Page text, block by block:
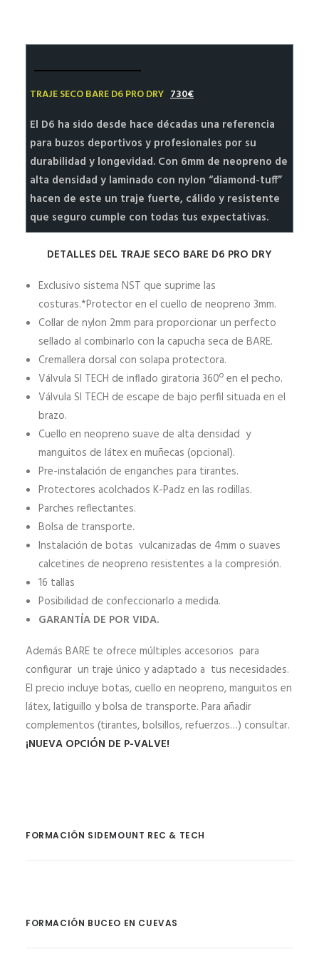
TRAJE SECO BARE D6 PRO DRY 730€
El D6 ha sido desde hace décadas una referencia
para buzos deportivos y profesionales por su
durabilidad y longevidad. Con 6mm de neopreno de
alta densidad y laminado con nylon “diamond-tuff”
hacen de este un traje fuerte, cálido y resistente
que seguro cumple con todas tus expectativas.
DETALLES DEL TRAJE SECO BARE D6 PRO DRY
Exclusivo sistema NST que suprime las
costuras.*Protector en el cuello de neopreno 3mm.
Collar de nylon 2mm para proporcionar un perfecto
sellado al combinarlo con la capucha seca de BARE.
Cremallera dorsal con solapa protectora.
Válvula SI TECH de inflado giratoria 360º en el pecho.
Válvula SI TECH de escape de bajo perfil situada en el
brazo.
Cuello en neopreno suave de alta densidad y
manguitos de látex en muñecas (opcional).
Pre-instalación de enganches para tirantes.
Protectores acolchados K-Padz en las rodillas.
Parches reflectantes.
Bolsa de transporte.
Instalación de botas vulcanizadas de 4mm o suaves
calcetines de neopreno resistentes a la compresión.
16 tallas
Posibilidad de confeccionarlo a medida.
GARANTÍA DE POR VIDA.
Además BARE te ofrece múltiples accesorios para
configurar un traje único y adaptado a tus necesidades.
El precio incluye botas, cuello en neopreno, manguitos en
látex, latiguillo y bolsa de transporte. Para añadir
complementos (tirantes, bolsillos, refuerzos…) consultar.
¡NUEVA OPCIÓN DE P-VALVE!
FORMACIÓN SIDEMOUNT REC & TECH
FORMACIÓN BUCEO EN CUEVAS